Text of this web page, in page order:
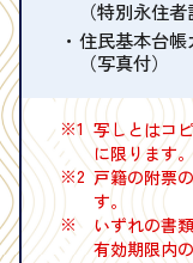
（特別永住者
住民基本台帳
（写真付）
※1 写しとはコ
に限ります。
※2 戸籍の附票
す。
※
いずれの書
有効期限内